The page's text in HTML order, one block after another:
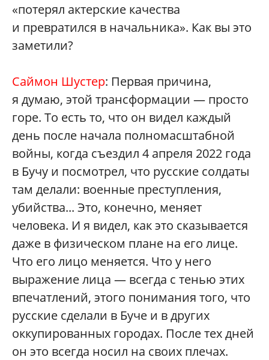
«потерял актерские качества
и превратился в начальника». Как вы это
заметили?
Саймон Шустер: Первая причина,
я думаю, этой трансформации — просто
горе. То есть то, что он видел каждый
день после начала полномасштабной
войны, когда съездил 4 апреля 2022 года
в Бучу и посмотрел, что русские солдаты
там делали: военные преступления,
убийства... Это, конечно, меняет
человека. И я видел, как это сказывается
даже в физическом плане на его лице.
Что его лицо меняется. Что у него
выражение лица — всегда с тенью этих
впечатлений, этого понимания того, что
русские сделали в Буче и в других
оккупированных городах. После тех дней
он это всегда носил на своих плечах.